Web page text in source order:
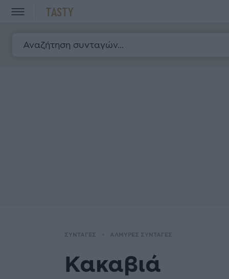
TASTY
ΣΥΝΤΑΓΕΣ ΑΛΜΥΡΕΣ ΣΥΝΤΑΓΕΣ
Κακαβιά